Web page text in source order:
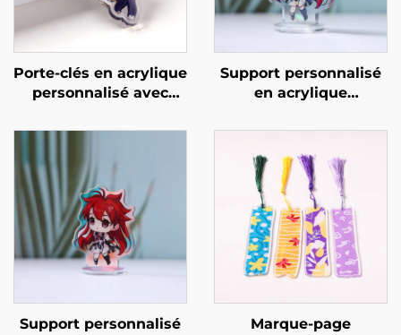
Porte-clés en acrylique
personnalisé avec
Support personnalisé
en acrylique
Support personnalisé
Marque-page